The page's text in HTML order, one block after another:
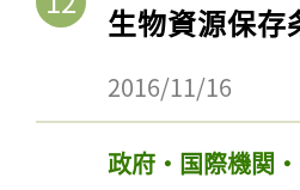
生物資源保存
2016/11/16
政府・国際機関